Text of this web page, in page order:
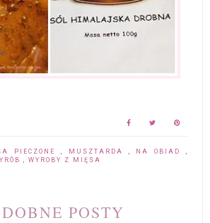
PIECZONE MUSZTARDA NA OBIAD
WYROBY Z MIĘSA
POSTY